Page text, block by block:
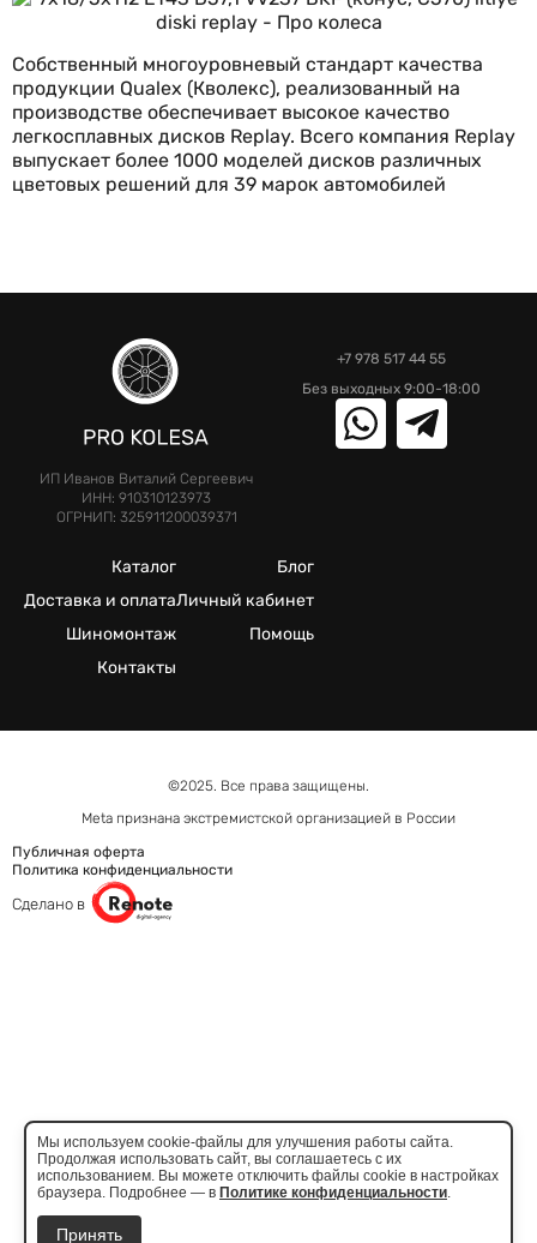
Собственный многоуровневый стандарт качества
продукции Qualex (Кволекс), реализованный на
производстве обеспечивает высокое качество
легкосплавных дисков Replay. Всего компания Replay
выпускает более 1000 моделей дисков различных
цветовых решений для 39 марок автомобилей
ИП Иванов Виталий Сергеевич
ИНН: 910310123973
ОГРНИП: 325911200039371
+7 978 517 44 55
Без выходных 9:00-18:00
Каталог
Доставка и оплата
Шиномонтаж
Контакты
Блог
Личный кабинет
Помощь
©2025. Все права защищены.
Meta признана экстремистcкой организацией в России
Публичная оферта
Политика конфиденциальности
Сделано в
Мы используем cookie-файлы для улучшения работы сайта.
Продолжая использовать сайт, вы соглашаетесь с их
использованием. Вы можете отключить файлы cookie в настройках
браузера. Подробнее — в Политике конфиденциальности.
Принять